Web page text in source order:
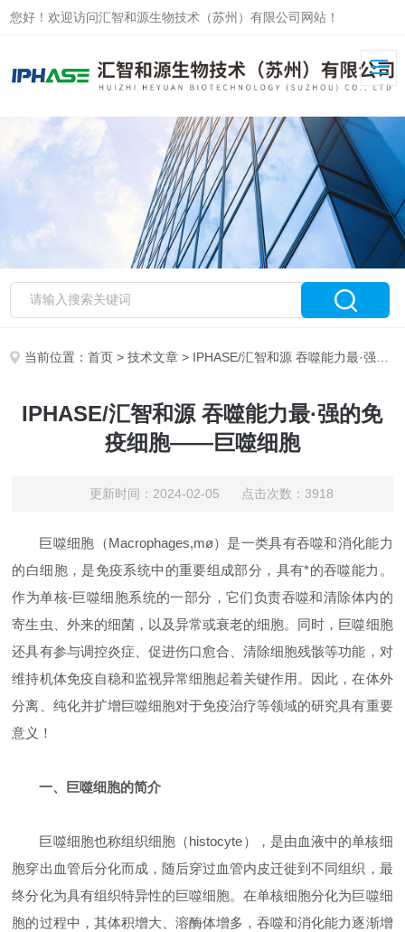
您好！欢迎访问汇智和源生物技术（苏州）有限公司网站！
当前位置：首页 >技术文章 > IPHASE/汇智和源 吞噬能力最·强的免疫细胞——巨噬细胞
IPHASE/汇智和源 吞噬能力最·强的免
疫细胞——巨噬细胞
更新时间：2024-02-05 点击次数：3918
巨噬细胞（Macrophages,mø）是一类具有吞噬和消化能力
的白细胞，是免疫系统中的重要组成部分，具有*的吞噬能力。
作为单核-巨噬细胞系统的一部分，它们负责吞噬和清除体内的
寄生虫、外来的细菌，以及异常或衰老的细胞。同时，巨噬细胞
还具有参与调控炎症、促进伤口愈合、清除细胞残骸等功能，对
维持机体免疫自稳和监视异常细胞起着关键作用。因此，在体外
分离、纯化并扩增巨噬细胞对于免疫治疗等领域的研究具有重要
意义！
一、巨噬细胞的简介
巨噬细胞也称组织细胞（histocyte），是由血液中的单核细
胞穿出血管后分化而成，随后穿过血管内皮迁徙到不同组织，最
终分化为具有组织特异性的巨噬细胞。在单核细胞分化为巨噬细
胞的过程中，其体积增大、溶酶体增多，吞噬和消化能力逐渐增